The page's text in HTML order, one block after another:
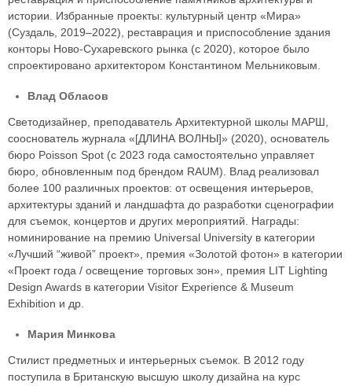
истории. Избранные проекты: культурный центр «Мира»
(Суздаль, 2019–2022), реставрация и приспособление здания
конторы Ново-Сухаревского рынка (с 2020), которое было
спроектировано архитектором Константином Мельниковым.
Влад Обласов
Светодизайнер, преподаватель Архитектурной школы МАРШ,
сооснователь журнала «[ДЛИНА ВОЛНЫ]» (2020), основатель
бюро Poisson Spot (с 2023 года самостоятельно управляет
бюро, обновленным под брендом RAUM). Влад реализовал
более 100 различных проектов: от освещения интерьеров,
архитектуры зданий и ландшафта до разработки сценографии
для съемок, концертов и других мероприятий. Награды:
номинирование на премию Universal University в категории
«Лучший “живой” проект», премия «Золотой фотон» в категории
«Проект года / освещение торговых зон», премия LIT Lighting
Design Awards в категории Visitor Experience & Museum
Exhibition и др.
Мария Минкова
Стилист предметных и интерьерных съемок. В 2012 году
поступила в Британскую высшую школу дизайна на курс